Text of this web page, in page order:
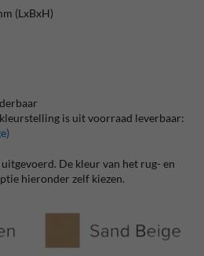
(LxBxH)
is uit voorraad leverbaar:
uitgevoerd. De kleur van het rug- en
hieronder zelf kiezen.